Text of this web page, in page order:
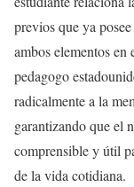
previos que ya
ambos elementos
pedagogo
radicalmente a la
garantizando que el
comprensible y útil
de la vida cotidiana.